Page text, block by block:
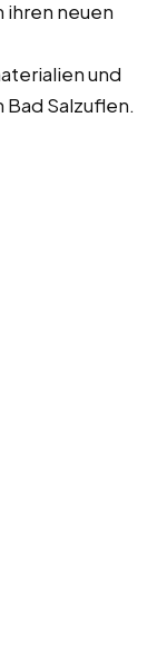
ihren neuen
und
Bad Salzuflen.